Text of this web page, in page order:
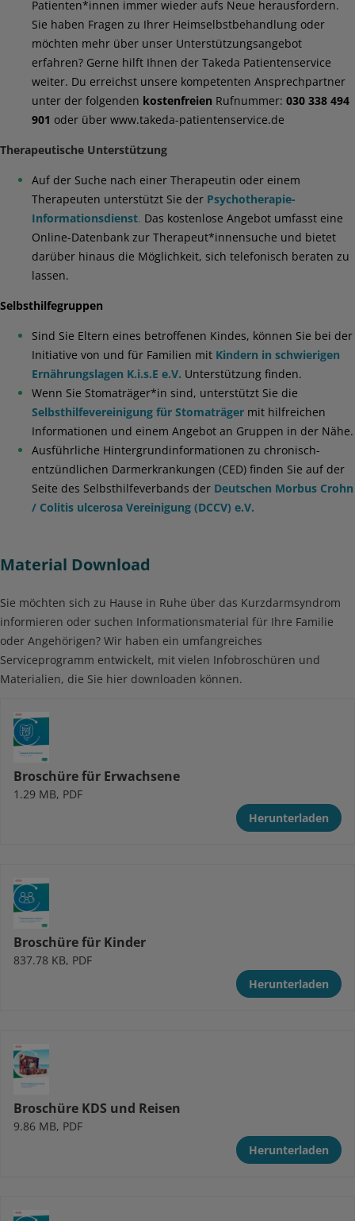
Patienten*innen immer wieder aufs Neue herausfordern.
Sie haben Fragen zu Ihrer Heimselbstbehandlung oder
möchten mehr über unser Unterstützungsangebot
erfahren? Gerne hilft Ihnen der Takeda Patientenservice
weiter. Du erreichst unsere kompetenten Ansprechpartner
unter der folgenden kostenfreien Rufnummer: 030 338 494
901 oder über www.takeda-patientenservice.de
Therapeutische Unterstützung
Auf der Suche nach einer Therapeutin oder einem
Therapeuten unterstützt Sie der Psychotherapie-
Informationsdienst. Das kostenlose Angebot umfasst eine
Online-Datenbank zur Therapeut*innensuche und bietet
darüber hinaus die Möglichkeit, sich telefonisch beraten zu
lassen.
Selbsthilfegruppen
Sind Sie Eltern eines betroffenen Kindes, können Sie bei der
Initiative von und für Familien mit Kindern in schwierigen
Ernährungslagen K.i.s.E e.V. Unterstützung finden.
Wenn Sie Stomaträger*in sind, unterstützt Sie die
Selbsthilfevereinigung für Stomaträger mit hilfreichen
Informationen und einem Angebot an Gruppen in der Nähe.
Ausführliche Hintergrundinformationen zu chronisch-
entzündlichen Darmerkrankungen (CED) finden Sie auf der
Seite des Selbsthilfeverbands der Deutschen Morbus Crohn
/ Colitis ulcerosa Vereinigung (DCCV) e.V.
Material Download
Sie möchten sich zu Hause in Ruhe über das Kurzdarmsyndrom
informieren oder suchen Informationsmaterial für Ihre Familie
oder Angehörigen? Wir haben ein umfangreiches
Serviceprogramm entwickelt, mit vielen Infobroschüren und
Materialien, die Sie hier downloaden können.
Broschüre für Erwachsene
1.29 MB, PDF
Herunterladen
Broschüre für Kinder
837.78 KB, PDF
Herunterladen
Broschüre KDS und Reisen
9.86 MB, PDF
Herunterladen